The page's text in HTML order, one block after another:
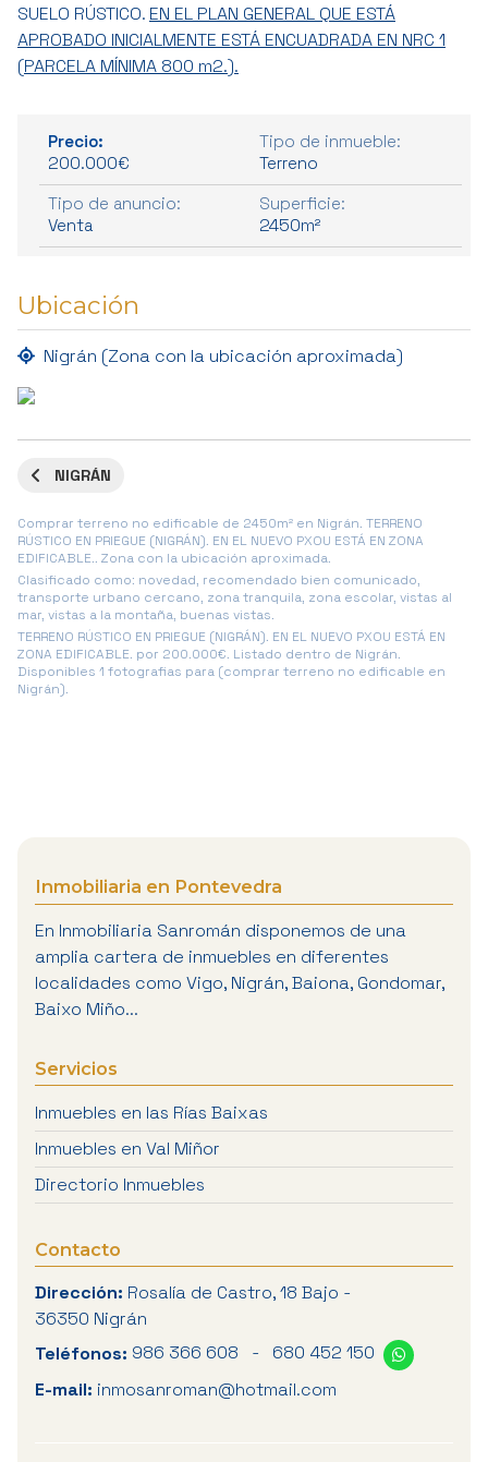
SUELO RÚSTICO. EN EL PLAN GENERAL QUE ESTÁ
APROBADO INICIALMENTE ESTÁ ENCUADRADA EN NRC 1
(PARCELA MÍNIMA 800 m2.).
Precio:
200.000€
Tipo de inmueble:
Terreno
Tipo de anuncio:
Venta
Superficie:
2450m²
Ubicación
Nigrán (Zona con la ubicación aproximada)
NIGRÁN
Comprar terreno no edificable de 2450m² en Nigrán. TERRENO
RÚSTICO EN PRIEGUE (NIGRÁN). EN EL NUEVO PXOU ESTÁ EN ZONA
EDIFICABLE.. Zona con la ubicación aproximada.
Clasificado como: novedad, recomendado bien comunicado,
transporte urbano cercano, zona tranquila, zona escolar, vistas al
mar, vistas a la montaña, buenas vistas.
TERRENO RÚSTICO EN PRIEGUE (NIGRÁN). EN EL NUEVO PXOU ESTÁ EN
ZONA EDIFICABLE. por 200.000€. Listado dentro de Nigrán.
Disponibles 1 fotografias para (comprar terreno no edificable en
Nigrán).
Inmobiliaria en Pontevedra
En Inmobiliaria Sanromán disponemos de una
amplia cartera de inmuebles en diferentes
localidades como Vigo, Nigrán, Baiona, Gondomar,
Baixo Miño...
Servicios
Inmuebles en las Rías Baixas
Inmuebles en Val Miñor
Directorio Inmuebles
Contacto
Dirección: Rosalía de Castro, 18 Bajo -
36350 Nigrán
Teléfonos: 986 366 608 -
680 452 150
E-mail: inmosanroman@hotmail.com